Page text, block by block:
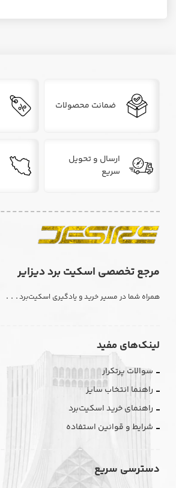
ضمانت محصولات
ارسال و تحویل
سریع
مرجع تخصصی اسکیت برد دیزایر
همراه شما در مسیر خرید و یادگیری اسکیت‌برد. . .
لینک‌های مفید
سوالات پرتکرار
راهنما انتخاب سایز
راهنمای خرید اسکیت‌برد
شرایط و قوانین استفاده
دسترسی سریع